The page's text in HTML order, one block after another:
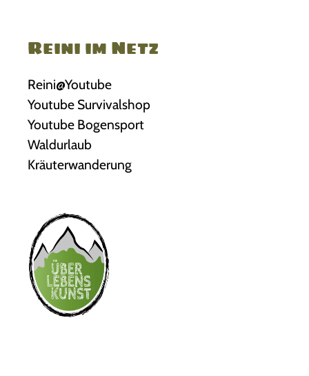
Reini im Netz
Reini@Youtube
Youtube Survivalshop
Youtube Bogensport
Waldurlaub
Kräuterwanderung